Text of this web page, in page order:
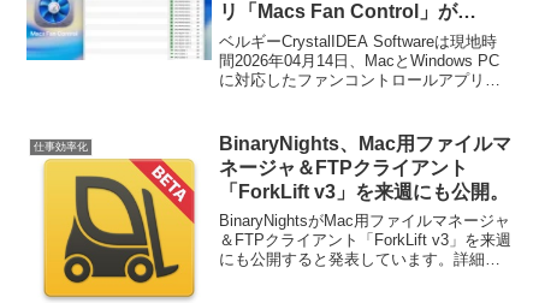
リ「Macs Fan Control」が
MacBook NeoやMacBook Air
(M5)、MacBook Pro (M5
Pro/Max)の温度センサーとファン
ベルギーCrystalIDEA Softwareは現地時
間2026年04月14日、MacとWindows PC
に対応したファンコントロールアプリ
たMacBook NeoやM5ファミリーのチップ
を搭載したMacBook Air/Proに対応したと
発表しています。
仕事効率化
BinaryNights、Mac用ファイルマ
ネージャ＆FTPクライアント
「ForkLift v3」を来週にも公開。
BinaryNightsがMac用ファイルマネージャ
＆FTPクライアント「ForkLift v3」を来週
にも公開すると発表しています。詳細は